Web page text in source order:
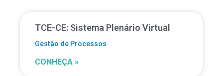
TCE-CE: Sistema Plenário Virtual
Gestão de Processos
CONHEÇA »